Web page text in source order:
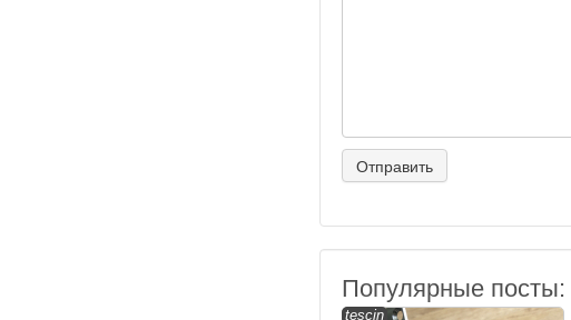
Популярные посты:
tescin